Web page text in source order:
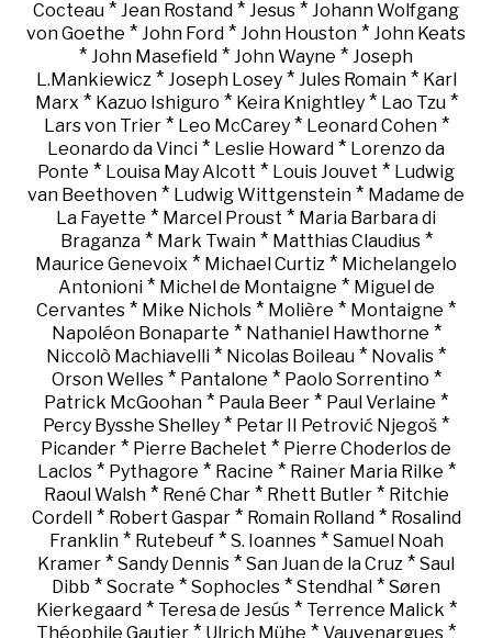
Cocteau * Jean Rostand * Jesus * Johann Wolfgang
von Goethe * John Ford * John Houston * John Keats
* John Masefield * John Wayne * Joseph
L.Mankiewicz* Joseph Losey* Jules Romain* Karl
Marx * Kazuo Ishiguro * Keira Knightley* Lao Tzu*
Lars von Trier* Leo McCarey* Leonard Cohen*
Leonardo da Vinci * Leslie Howard * Lorenzo da
Ponte * Louisa May Alcott * Louis Jouvet * Ludwig
van Beethoven * Ludwig Wittgenstein * Madame de
La Fayette * Marcel Proust * Maria Barbara di
Braganza* Mark Twain* Matthias Claudius*
Maurice Genevoix * Michael Curtiz * Michelangelo
Antonioni* Michel de Montaigne * Miguel de
Cervantes * Mike Nichols * Molière * Montaigne *
Napoléon Bonaparte * Nathaniel Hawthorne *
Niccolò Machiavelli * Nicolas Boileau * Novalis *
Orson Welles* Pantalone * Paolo Sorrentino *
Patrick McGoohan * Paula Beer * Paul Verlaine *
Percy Bysshe Shelley * Petar II Petrović Njegoš *
Picander * Pierre Bachelet * Pierre Choderlos de
Laclos* Pythagore * Racine * Rainer Maria Rilke *
Raoul Walsh* René Char* Rhett Butler* Ritchie
Cordell * Robert Gaspar* Romain Rolland* Rosalind
Franklin* Rutebeuf* S. Ioannes* Samuel Noah
Kramer * Sandy Dennis * San Juan de la Cruz * Saul
Dibb * Socrate * Sophocles * Stendhal * Søren
Kierkegaard* Teresa de Jesús* Terrence Malick *
Théophile Gautier * Ulrich Mühe * Vauvenargues *